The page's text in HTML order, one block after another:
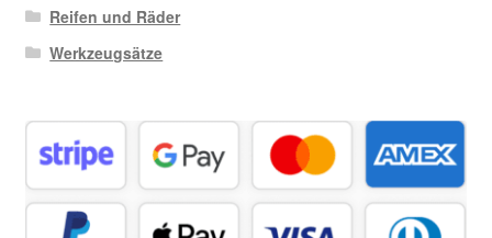
Reifen und Räder
Werkzeugsätze